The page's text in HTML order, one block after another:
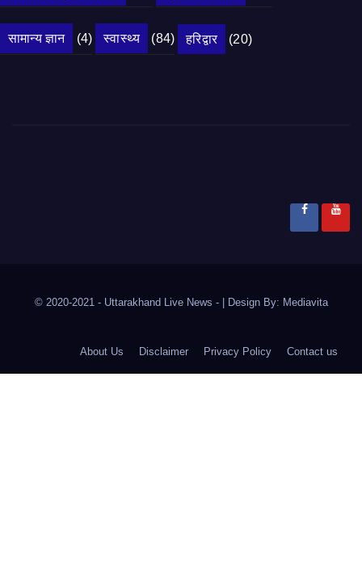
सामान्य ज्ञान (4) स्वास्थ्य (84) हरिद्वार (20)
© 2020-2021 - Uttarakhand Live News - Design By: Mediavita
About Us Disclaimer Privacy Policy Contact us